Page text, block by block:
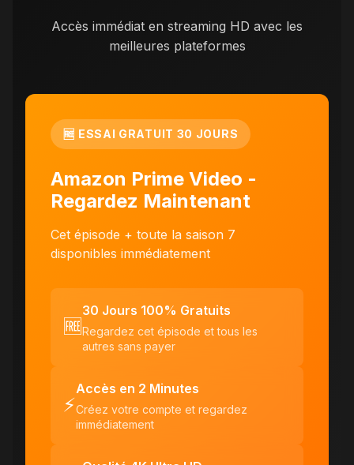
Accès immédiat en streaming HD avec les
meilleures plateformes
🆓 ESSAI GRATUIT 30 JOURS
Amazon Prime Video -
Regardez Maintenant
Cet épisode + toute la saison 7
disponibles immédiatement
🆓
30 Jours 100% Gratuits
Regardez cet épisode et tous les
autres sans payer
⚡
Accès en 2 Minutes
Créez votre compte et regardez
immédiatement